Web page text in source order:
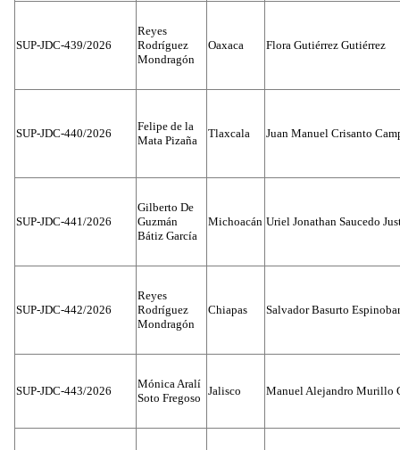
SUP-JDC-439/2026
Reyes
Rodríguez
Mondragón
Oaxaca Flora Gutiérrez Gutiérrez
SUP-JDC-440/2026
Felipe de la
Mata Pizaña
Tlaxcala Juan Manuel Crisanto
SUP-JDC-441/2026
Gilberto De
Guzmán
Bátiz García
Michoacán Uriel Jonathan Saucedo
SUP-JDC-442/2026
Reyes
Rodríguez
Mondragón
Chiapas Salvador Basurto
SUP-JDC-443/2026
Mónica Aralí
Soto Fregoso
Jalisco Manuel Alejandro Murillo